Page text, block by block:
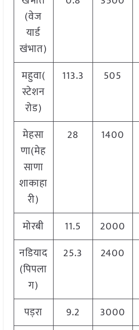
(वेज
यार्ड
खंभात)
महुवा(
स्टेशन
रोड)
113.3 505
मेहसा
णा(मेह
साणा
शाकाहा
री)
28 1400
मोरबी 11.5 2000
नडियाद
(पिपला
ग)
25.3 2400
पड़रा 9.2 3000